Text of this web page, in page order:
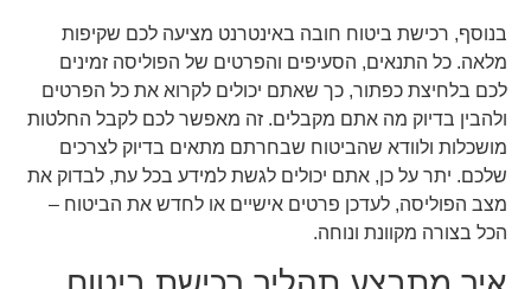
בנוסף, רכישת ביטוח חובה באינטרנט מציעה לכם שקיפות
מלאה. כל התנאים, הסעיפים והפרטים של הפוליסה זמינים
לכם בלחיצת כפתור, כך שאתם יכולים לקרוא את כל הפרטים
ולהבין בדיוק מה אתם מקבלים. זה מאפשר לכם לקבל החלטות
מושכלות ולוודא שהביטוח שבחרתם מתאים בדיוק לצרכים
שלכם. יתר על כן, אתם יכולים לגשת למידע בכל עת, לבדוק את
מצב הפוליסה, לעדכן פרטים אישיים או לחדש את הביטוח –
הכל בצורה מקוונת ונוחה.